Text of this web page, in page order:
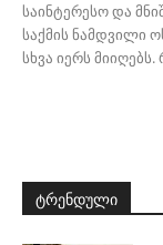
საინტერესო და
საქმის ნამდვილი
სხვა იერს
ტრენდული